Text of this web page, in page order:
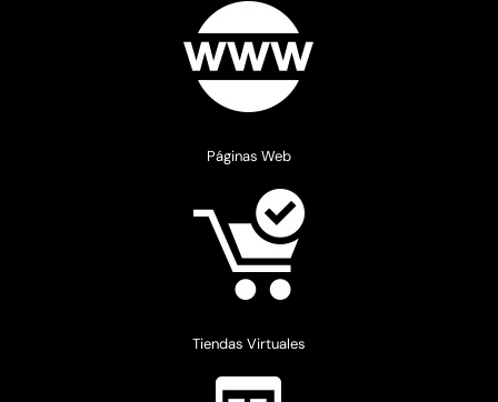
Páginas Web
Tiendas Virtuales